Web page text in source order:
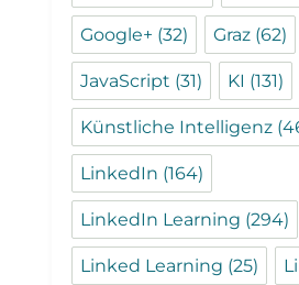
Google+ (32) Graz (62)
JavaScript (31) KI (131)
Künstliche Intelligenz
LinkedIn (164)
LinkedIn Learning (294)
Linked Learning (25)